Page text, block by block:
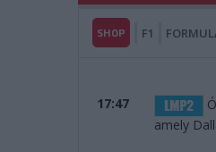
SHOP F1
17:47
amely